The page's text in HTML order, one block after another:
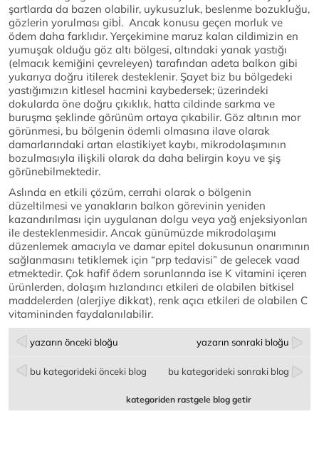
şartlarda da bazen olabilir, uykusuzluk, beslenme bozukluğu,
gözlerin yorulması gibİ. Ancak konusu geçen morluk ve
ödem daha farklıdır. Yerçekimine maruz kalan cildimizin en
yumuşak olduğu göz altı bölgesi, altındaki yanak yastığı
(elmacık kemiğini çevreleyen) tarafından adeta balkon gibi
yukarıya doğru itilerek desteklenir. Şayet biz bu bölgedeki
yastığımızın kitlesel hacmini kaybedersek; üzerindeki
dokularda öne doğru çıkıklık, hatta cildinde sarkma ve
buruşma şeklinde görünüm ortaya çıkabilir. Göz altının mor
görünmesi, bu bölgenin ödemli olmasına ilave olarak
damarlarındaki artan elastikiyet kaybı, mikrodolaşımının
bozulmasıyla ilişkili olarak da daha belirgin koyu ve şiş
görünebilmektedir.
Aslında en etkili çözüm, cerrahi olarak o bölgenin
düzeltilmesi ve yanakların balkon görevinin yeniden
kazandırılması için uygulanan dolgu veya yağ enjeksiyonları
ile desteklenmesidir. Ancak günümüzde mikrodolaşımı
düzenlemek amacıyla ve damar epitel dokusunun onarımının
sağlanmasını tetiklemek için “prp tedavisi” de gelecek vaad
etmektedir. Çok hafif ödem sorunlarında ise K vitamini içeren
ürünlerden, dolaşım hızlandırıcı etkileri de olabilen bitkisel
maddelerden (alerjiye dikkat), renk açıcı etkileri de olabilen C
vitamininden faydalanılabilir.
yazarın önceki bloğu yazarın sonraki bloğu
bu kategorideki önceki blog bu kategorideki sonraki blog
kategoriden rastgele blog getir